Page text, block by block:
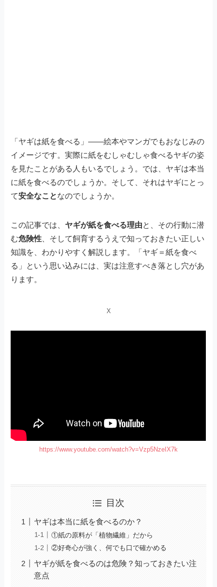
「ヤギは紙を食べる」——絵本やマンガでもおなじみの
イメージです。実際に紙をむしゃむしゃ食べるヤギの姿
を見たことがある人もいるでしょう。では、ヤギは本当
に紙を食べるのでしょうか。そして、それはヤギにとっ
て安全なことなのでしょうか。
この記事では、 ヤギが紙を食べる理由と、その行動に潜
む危険性 、そして飼育するうえで知っておきたい正しい
知識を、わかりやすく解説します。「ヤギ＝紙を食べ
る」という思い込みには、実は注意すべき落とし穴があ
ります。
X
https://www.youtube.com/watch?v=Vzp5NzeIX7k
目次
ヤギは本当に紙を食べるのか？
①紙の原料が「植物繊維」だから
②好奇心が強く、何でも口で確かめる
ヤギが紙を食べるのは危険？知っておきたい注
意点